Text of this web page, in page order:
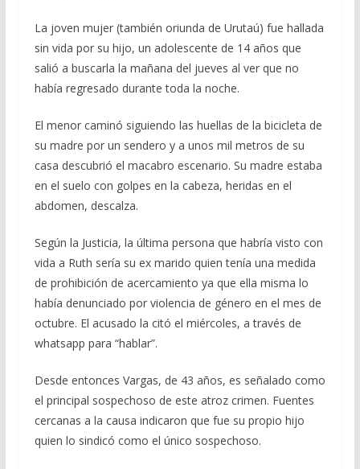
La joven mujer (también oriunda de Urutaú) fue hallada
sin vida por su hijo, un adolescente de 14 años que
salió a buscarla la mañana del jueves al ver que no
había regresado durante toda la noche.
El menor caminó siguiendo las huellas de la bicicleta de
su madre por un sendero y a unos mil metros de su
casa descubrió el macabro escenario. Su madre estaba
en el suelo con golpes en la cabeza, heridas en el
abdomen, descalza.
Según la Justicia, la última persona que habría visto con
vida a Ruth sería su ex marido quien tenía una medida
de prohibición de acercamiento ya que ella misma lo
había denunciado por violencia de género en el mes de
octubre. El acusado la citó el miércoles, a través de
whatsapp para “hablar”.
Desde entonces Vargas, de 43 años, es señalado como
el principal sospechoso de este atroz crimen. Fuentes
cercanas a la causa indicaron que fue su propio hijo
quien lo sindicó como el único sospechoso.